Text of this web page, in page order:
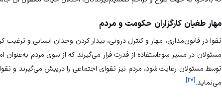
مهار طغیان کارگزاران حکومت و مردم
تقوا درقانون‌مداری، مهار و کنترل درونی، بیدار کردن وجدان انسانی و ترغیب
مسئولان در مسیر سوءاستفاده از قدرت قرار می‌گیرند که از سوی مردم به‌عنوان
توسط مسئولان رعایت شود، مردم نیز تقوای اجتماعی را درپیش می‌گیرند و
می‌نماید. [۲۷]